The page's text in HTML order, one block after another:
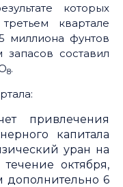
которых
квартале
миллиона фунтов
составил
8.
привлечения
капитала
уран на
октября,
дополнительно 6